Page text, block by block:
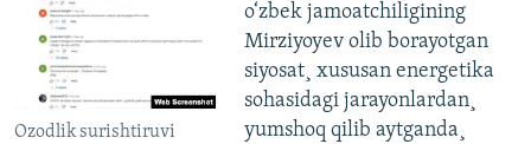
Ozodlik surishtiruvi
o‘zbek jamoatchiligining
Mirziyoyev olib borayotgan
siyosat¸ xususan energetika
sohasidagi jarayonlardan¸
yumshoq qilib aytganda¸